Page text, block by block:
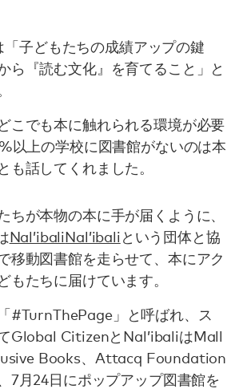
子どもたちの成績アップの鍵
ら『読む文化』を育てること」と
こでも本に触れられる環境が必要
以上の学校に図書館がないのは本
も話してくれました。
ちが本物の本に手が届くように、
Nal’ibaliNal’ibaliという団体と協
移動図書館を走らせて、本にアク
もたちに届けています。
#TurnThePage」と呼ばれ、ス
Global CitizenとNal’ibaliはMall
Books、Attacq Foundation
7月24日にポップアップ図書館を